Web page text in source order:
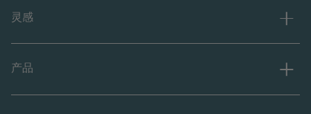
灵感
产品